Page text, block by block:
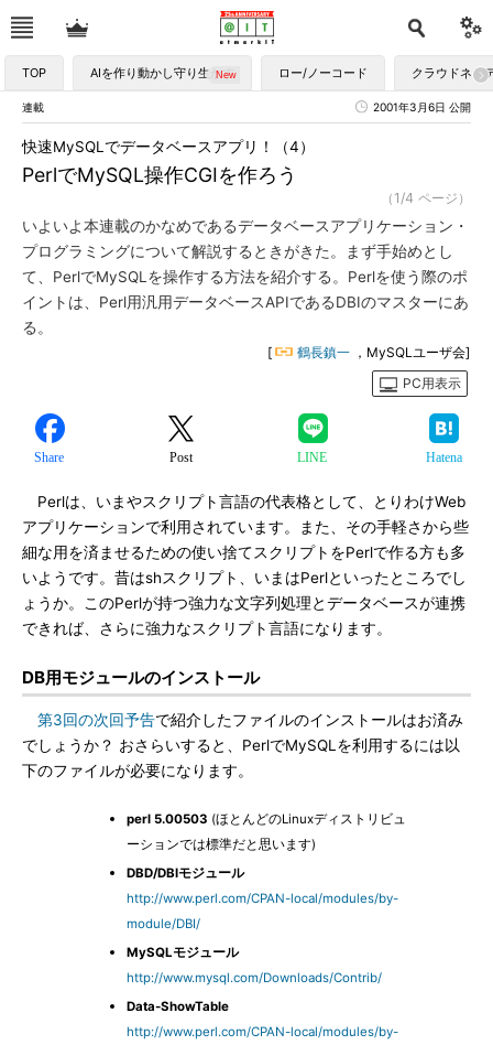
TOP AIを作り動かし守り生かす ロー/ノーコード クラウドネイ
連載 2001年3月6日 公開
PerlでMySQL操作CGIを作ろう
快速MySQLでデータベースアプリ！（4）
（1/4 ページ）
いよいよ本連載のかなめであるデータベースアプリケーション・
プログラミングについて解説するときがきた。まず手始めとし
て、PerlでMySQLを操作する方法を紹介する。Perlを使う際のポ
イントは、Perl用汎用データベースAPIであるDBIのマスターにあ
る。
[ 鶴長鎮一 ，MySQLユーザ会]
PC用表示
Share Post LINE Hatena
Perlは、いまやスクリプト言語の代表格として、とりわけWeb
アプリケーションで利用されています。また、その手軽さから些
細な用を済ませるための使い捨てスクリプトをPerlで作る方も多
いようです。昔はshスクリプト、いまはPerlといったところでし
ょうか。このPerlが持つ強力な文字列処理とデータベースが連携
できれば、さらに強力なスクリプト言語になります。
DB用モジュールのインストール
第3回の次回予告で紹介したファイルのインストールはお済み
でしょうか？ おさらいすると、PerlでMySQLを利用するには以
下のファイルが必要になります。
perl 5.00503 (ほとんどのLinuxディストリビュ
ーションでは標準だと思います)
DBD/DBIモジュール
http://www.perl.com/CPAN-local/modules/by-
module/DBI/
MySQLモジュール
http://www.mysql.com/Downloads/Contrib/
Data-ShowTable
http://www.perl.com/CPAN-local/modules/by-